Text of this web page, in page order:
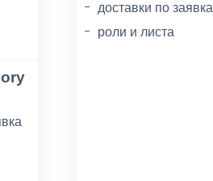
доставки по заявка
роли и листа